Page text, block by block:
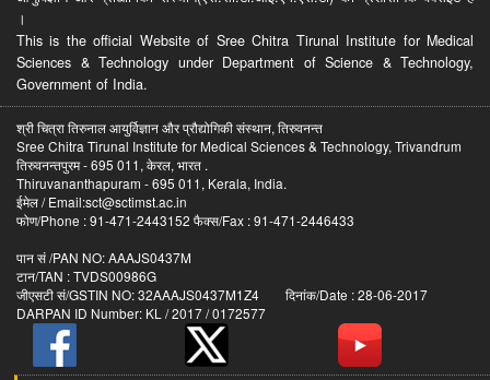
।
This is the official Website of Sree Chitra Tirunal Institute for Medical
Sciences & Technology under Department of Science & Technology,
Government of India.
श्री चित्रा तिरुनाल आयुर्विज्ञान और प्रौद्योगिकी संस्थान, तिरुवनन्त
Sree Chitra Tirunal Institute for Medical Sciences & Technology, Trivandrum
तिरुवनन्तपुरम - 695 011, केरल, भारत .
Thiruvananthapuram - 695 011, Kerala, India.
ईमेल / Email:sct@sctimst.ac.in
फोण/Phone : 91-471-2443152 फैक्स/Fax : 91-471-2446433
पान सं /PAN NO: AAAJS0437M
टान/TAN : TVDS00986G
जीएसटी सं/GSTIN NO: 32AAAJS0437M1Z4 दिनांक/Date : 28-06-2017
DARPAN ID Number: KL / 2017 / 0172577